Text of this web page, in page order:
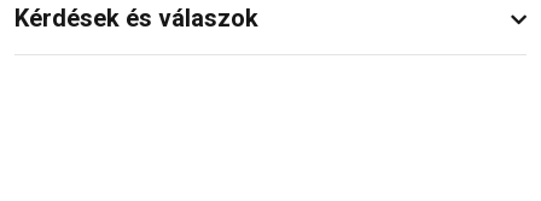
Kérdések és válaszok